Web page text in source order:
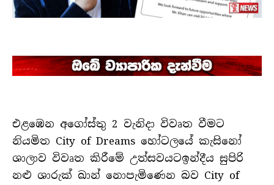
එළඹෙන අගෝස්තු 2 වැනිදා විවෘත වීමට
නියමිත City of Dreams හෝටලයේ කැසිනෝ
ශාලාව විවෘත කිරීමේ උත්සවයටඉන්දීය සුපිරි
නළු ශාරුක් ඛාන් නොපැමිණෙන බව City of